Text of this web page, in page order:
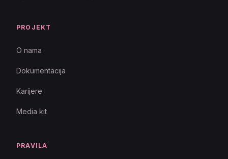
PROJEKT
O nama
Dokumentacija
Karijere
Media kit
PRAVILA